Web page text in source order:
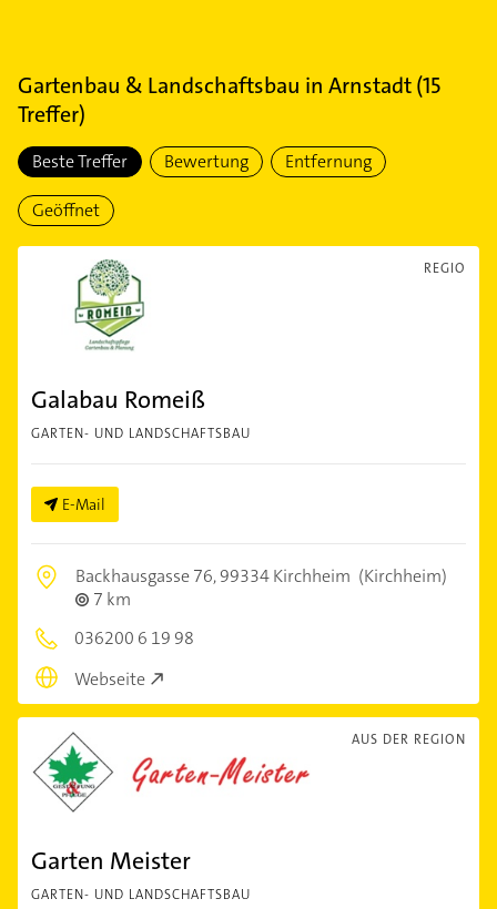
Gartenbau & Landschaftsbau in Arnstadt(15
Treffer)
Beste Treffer Bewertung Entfernung
Geöffnet
REGIO
Galabau Romeiß
GARTEN- UND LANDSCHAFTSBAU
E-Mail
Backhausgasse 76,99334 Kirchheim (Kirchheim)
7 km
036200 6 19 98
Webseite
AUS DER REGION
Garten Meister
GARTEN- UND LANDSCHAFTSBAU